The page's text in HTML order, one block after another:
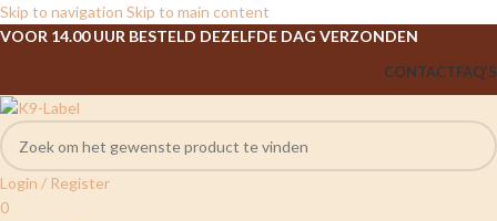
Skip to navigation Skip to main content
VOOR 14.00 UUR BESTELD DEZELFDE DAG VERZONDEN
CONTACTFAQ’S
Login / Register
0